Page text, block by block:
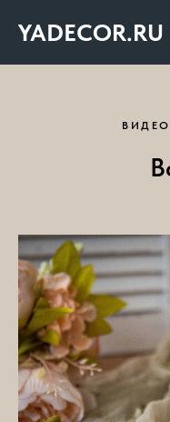
YADECOR.RU